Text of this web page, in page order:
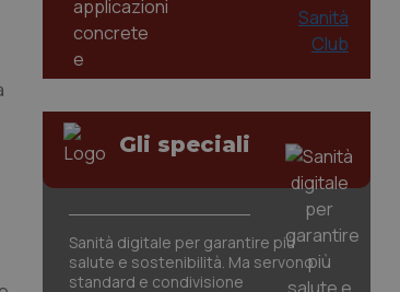
Gli speciali
Sanità digitale per garantire più
salute e sostenibilità. Ma servono
standard e condivisione